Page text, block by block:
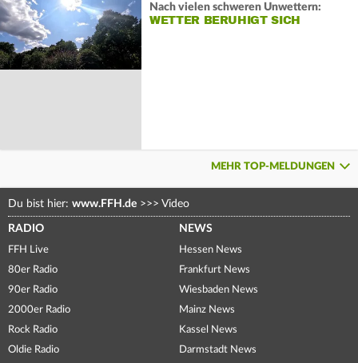
Nach vielen schweren Unwettern:
WETTER BERUHIGT SICH
MEHR TOP-MELDUNGEN
Du bist hier: www.FFH.de >>> Video
RADIO
FFH Live
80er Radio
90er Radio
2000er Radio
Rock Radio
Oldie Radio
NEWS
Hessen News
Frankfurt News
Wiesbaden News
Mainz News
Kassel News
Darmstadt News